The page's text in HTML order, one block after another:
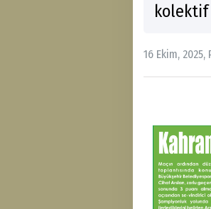
kolektif
16 Ekim, 2025,